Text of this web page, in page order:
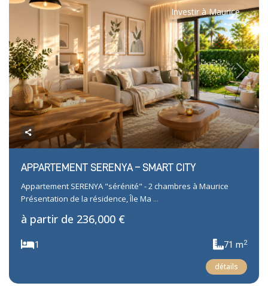
Previous Next
Investir à Maurice
APPARTEMENT SERENYA – SMART CITY
Appartement SERENYA "sérénité" - 2 chambres à Maurice
Présentation de la résidence, Île Ma ...
à partir de 236,000 €
1 71 m2
détails